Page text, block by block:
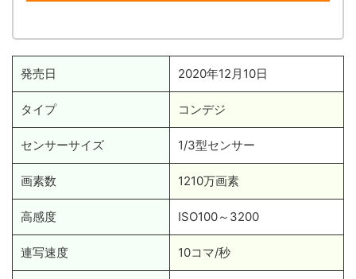
発売日 2020年12月10日
タイプ コンデジ
センサーサイズ 1/3型センサー
画素数 1210万画素
高感度 ISO100～3200
連写速度 10コマ/秒